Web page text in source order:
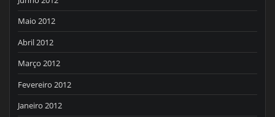
Maio 2012
Abril 2012
Março 2012
Fevereiro 2012
Janeiro 2012